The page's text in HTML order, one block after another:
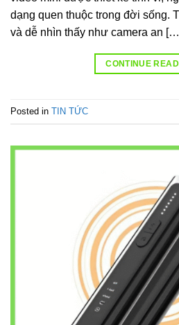
dạng quen thuộc trong đời sống.
và dễ nhìn thấy như camera an
CONTINUE
Posted in TIN TỨC